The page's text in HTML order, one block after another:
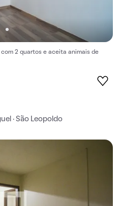
2 quartos e aceita animais de
· São Leopoldo